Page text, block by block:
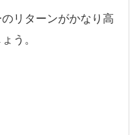
リターンがかなり高
う。